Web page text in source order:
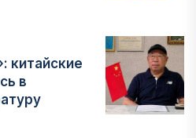
китайские
в